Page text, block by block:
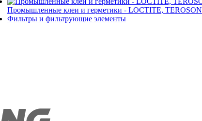
Промышленные клеи и герметики - LOCTITE, TEROSON
Фильтры и фильтрующие элементы